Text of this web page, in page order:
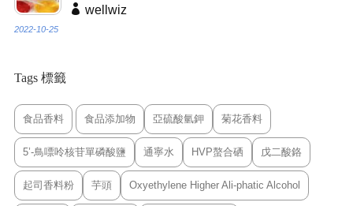
wellwiz
2022-10-25
Tags 標籤
食品香料 食品添加物 亞硫酸氫鉀 菊花香料
5’-鳥嘌呤核苷單磷酸鹽 通寧水 HVP螯合硒 戊二酸鉻
起司香料粉 芋頭 Oxyethylene Higher Ali-phatic Alcohol